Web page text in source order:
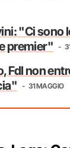
"Ci sono
premier"
FdI non
31 MAGGIO